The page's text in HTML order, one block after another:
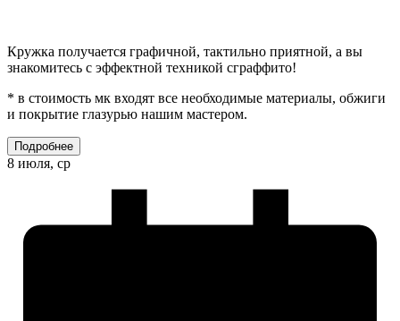
Кружка получается графичной, тактильно приятной, а вы
знакомитесь с эффектной техникой сграффито!
* в стоимость мк входят все необходимые материалы, обжиги
и покрытие глазурью нашим мастером.
Подробнее
8 июля, ср